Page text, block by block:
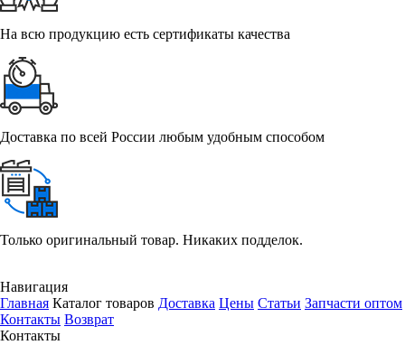
На всю продукцию есть сертификаты качества
Доставка по всей России любым удобным способом
Только оригинальный товар. Никаких подделок.
Навигация
Главная Каталог товаров Доставка Цены Статьи Запчасти оптом
Контакты Возврат
Контакты